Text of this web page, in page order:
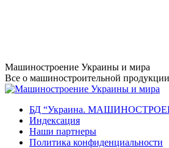
Перейти
к
содержанию
Машиностроение Украины и мира
Все о машиностроительной
БД “Украина.
Индекcация
Наши партнеры
Политика конфиденциальности